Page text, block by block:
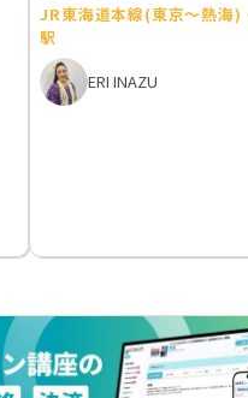
JR東海道本線(東京～熱海)
駅
ERI INAZU